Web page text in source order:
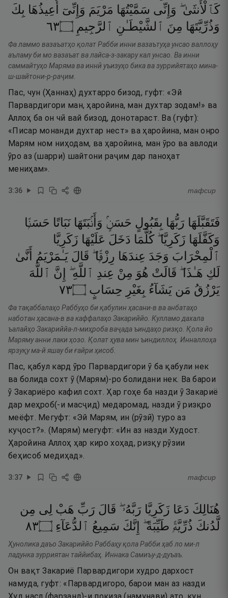
كَٱلْأُنثَىٰ ۖ وَإِنِّى سَمَّيْتُهَا مَرْيَمَ وَإِنِّىٓ أُعِيذُهَا بِكَ
وَذُرِّيَّتَهَا مِنَ ٱلشَّيْطَـٰنِ ٱلرَّجِيمِ ۝٣٦
Фа ламмо вазаъатҳо қолат Рабби инни вазаътуҳа унсао валлоҳу
аъламу би мо вазаъат ва лайса-з-закару кал унсао. Ва инни
саммайтуҳо Маряма ва иннӣ уъизуҳо бика ва зуррийятаҳо мина-
ш-шайтони-р-раҷим.
Пас, чун (Ҳаннаҳ) духтарро бизод, гуфт: «Эй
Парвардигори ман, ҳаройина, ман духтар зодам!» ва
Аллоҳ ба он чӣ вай бизод, донотараст. Ва (гуфт):
«Писар монанди духтар нест» ва ҳаройина, ман онро
Марям ном ниҳодам, ва ҳаройина, ман ӯро ва авлоди
ӯро аз (шарри) шайтони раҷим дар паноҳат
мениҳам».
3:36 тафсир
فَتَقَبَّلَهَا رَبُّهَا بِقَبُولٍ حَسَنٍۢ وَأَنۢبَتَهَا نَبَاتًا حَسَنًۭا
وَكَفَّلَهَا زَكَرِيَّا ۖ كُلَّمَا دَخَلَ عَلَيْهَا زَكَرِيَّا
ٱلْمِحْرَابَ وَجَدَ عِندَهَا رِزْقًۭا ۖ قَالَ يَـٰمَرْيَمُ أَنَّىٰ
لَكِ هَـٰذَا ۖ قَالَتْ هُوَ مِنْ عِندِ ٱللَّهِ ۖ إِنَّ ٱللَّهَ
يَرْزُقُ مَن يَشَآءُ بِغَيْرِ حِسَابٍ ۝٣٧
Фа тақаббалаҳо Раббуҳо би қабулин ҳасани-в ва анбатаҳо
наботан ҳасана-в ва каффалаҳо Закариййо. Кулламо дахала
ъалайҳо Закариййа-л-миҳроба ваҷада ъиндаҳо ризқо. Қола йо
Маряму анни лаки ҳозо. Қолат ҳува мин ъиндиллоҳ. Инналлоҳа
ярзуқу ма-й яшау би ғайри ҳисоб.
Пас, қабул кард ӯро Парвардигори ӯ ба қабули нек
ва болида сохт ӯ (Марям)-ро болидани нек. Ва барои
ӯ Закариёро кафил сохт. Ҳар гоҳе ба назди ӯ Закариё
дар меҳроб(-и масҷид) медаромад, назди ӯ ризқро
меёфт. Мегуфт: «Эй Марям, ин (рӯзӣ) туро аз
куҷост?». (Марям) мегуфт: «Ин аз назди Худост.
Ҳаройина Аллоҳ ҳар киро хоҳад, ризқу рӯзии
беҳисоб медиҳад».
3:37 тафсир
هُنَالِكَ دَعَا زَكَرِيَّا رَبَّهُۥ ۖ قَالَ رَبِّ هَبْ لِى مِن
لَّدُنكَ ذُرِّيَّةًۭ طَيِّبَةً ۖ إِنَّكَ سَمِيعُ ٱلدُّعَآءِ ۝٣٨
Ҳунолика даъо Закариййо Раббаҳу қола Рабби ҳаб ло ми-л
ладунка зурриятан таййибаҳ. Иннака Самиъу-д-дуъаъ.
Он вақт Закариё Парвардигори худро дархост
намуда, гуфт: «Парвардигоро, барои ман аз назди